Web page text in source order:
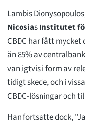
Lambis
NicosiasInstitutet
CBDC har fått mycket
än 85% av
vanligtvis i form av
tidigt skede, och i
CBDC-lösningar och
Han fortsatte dock,